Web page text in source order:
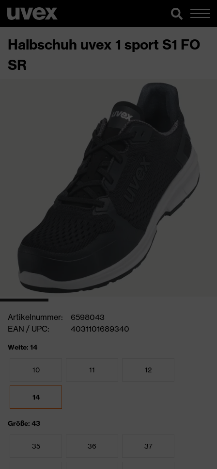
Halbschuh uvex 1 sport S1 FO
SR
Artikelnummer:
6598043
EAN / UPC:
4031101689340
Weite: 14
10 11 12
14
Größe: 43
35 36 37